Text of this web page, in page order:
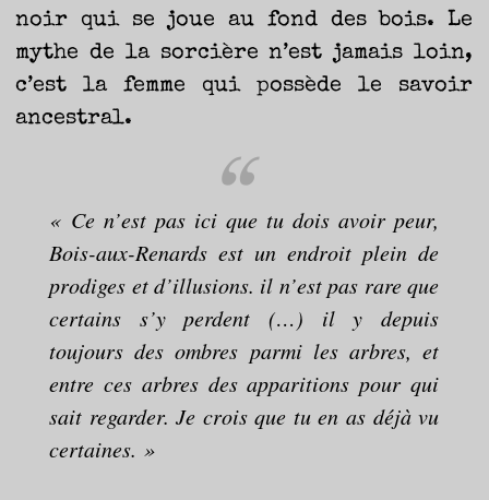
noir qui se joue au fond des bois. Le
mythe de la sorcière n’est jamais loin,
c’est la femme qui possède le savoir
ancestral.
« Ce n’est pas ici que tu dois avoir peur,
Bois-aux-Renards est un endroit plein de
prodiges et d’illusions. il n’est pas rare que
certains s’y perdent (…) il y depuis
toujours des ombres parmi les arbres, et
entre ces arbres des apparitions pour qui
sait regarder. Je crois que tu en as déjà vu
certaines. »